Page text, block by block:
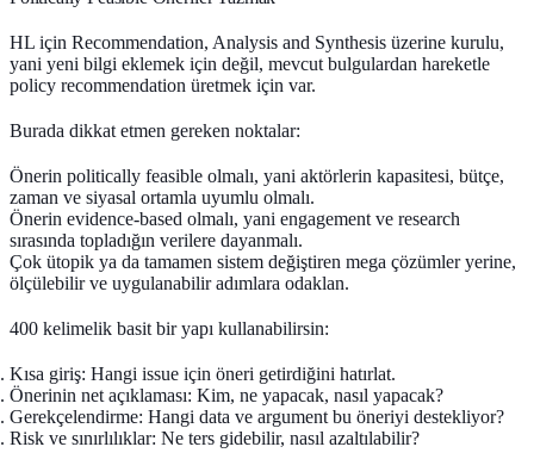
HL için Recommendation, Analysis and Synthesis üzerine kurulu,
yani yeni bilgi eklemek için değil, mevcut bulgulardan hareketle
policy recommendation üretmek için var.
Burada dikkat etmen gereken noktalar:
Önerin politically feasible olmalı, yani aktörlerin kapasitesi, bütçe,
zaman ve siyasal ortamla uyumlu olmalı.
Önerin evidence-based olmalı, yani engagement ve research
sırasında topladığın verilere dayanmalı.
Çok ütopik ya da tamamen sistem değiştiren mega çözümler yerine,
ölçülebilir ve uygulanabilir adımlara odaklan.
400 kelimelik basit bir yapı kullanabilirsin:
Kısa giriş: Hangi issue için öneri getirdiğini hatırlat.
Önerinin net açıklaması: Kim, ne yapacak, nasıl yapacak?
Gerekçelendirme: Hangi data ve argument bu öneriyi destekliyor?
Risk ve sınırlılıklar: Ne ters gidebilir, nasıl azaltılabilir?